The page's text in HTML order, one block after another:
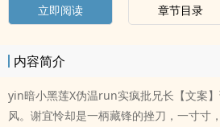
立即阅读 章节目录
内容简介
yin暗小黑莲X伪温run实疯批兄长【文案
风。谢宜怜却是一柄藏锋的挫刀，一寸寸